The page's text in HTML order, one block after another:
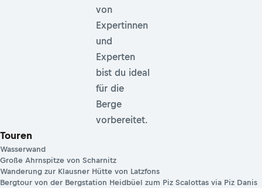
von
Expertinnen
und
Experten
bist du ideal
für die
Berge
vorbereitet.
Touren
Wasserwand
Große Ahrnspitze von Scharnitz
Wanderung zur Klausner Hütte von Latzfons
Bergtour von der Bergstation Heidbüel zum Piz Scalottas via Piz Danis